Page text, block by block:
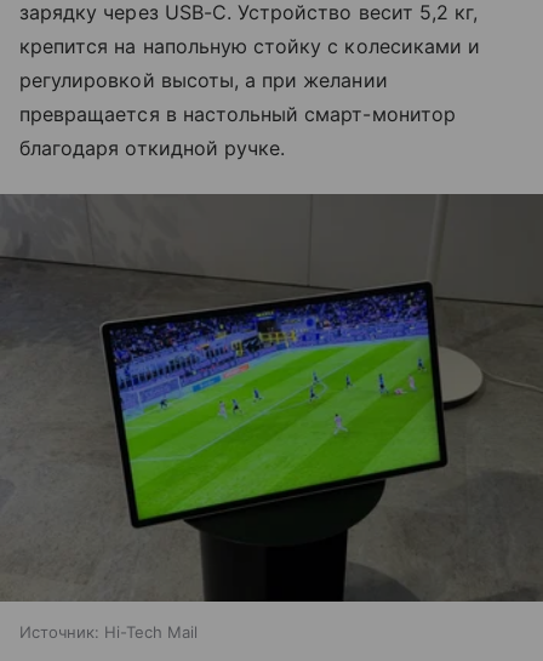
зарядку через USB-C. Устройство весит 5,2 кг,
крепится на напольную стойку с колесиками и
регулировкой высоты, а при желании
превращается в настольный смарт-монитор
благодаря откидной ручке.
Источник: Hi-Tech Mail